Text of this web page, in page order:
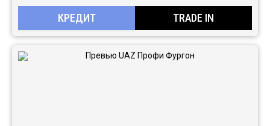
КРЕДИТ TRADE IN